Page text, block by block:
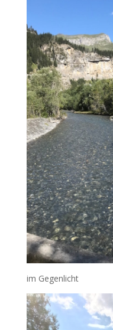
im Gegenlicht